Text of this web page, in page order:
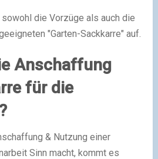
die Vorzüge als auch die
"Garten-Sackkarre" auf.
Anschaffung
für die
& Nutzung einer
Sinn macht, kommt es